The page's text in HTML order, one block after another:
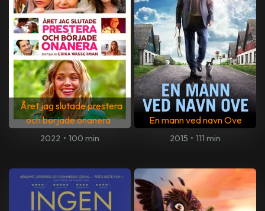
Året jag slutade prestera
och började onanera
2022 • 100 min
En mann ved navn Ove
2015 • 111 min